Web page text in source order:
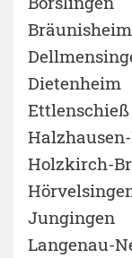
Bräunisheim
Dietenheim
Ettlenschieß
Holzkirch-
Jungingen
Langenau-